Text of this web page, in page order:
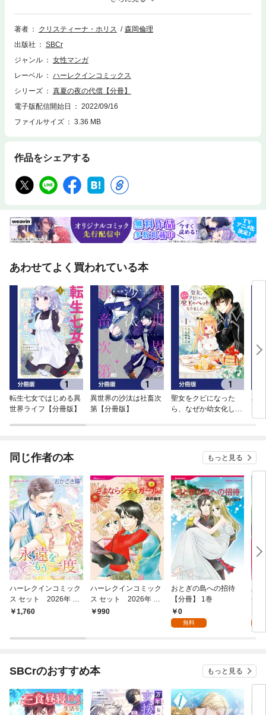
グウェンは有名な伯爵エティエンヌ・モローに出会う。パーティーで酔っ
払いに絡まれたところを助けられ、彼の城で熱い一夜をともにしてしまう
が、幸福に包まれた彼女はまだ知らなかった。翌朝、「金銭的に援助する
著者 クリスティーナ・ホリス
森岡倫理
出版社
SBCr
ジャンル
女性マンガ
レーベル
ハーレクインコミックス
シリーズ
真夏の夜の代償【分冊】
電子版配信開始日
2022/09/16
ファイルサイズ
3.36 MB
作品をシェアする
あわせてよく買われている本
転生七女ではじめる異
世界ライフ【分冊版】
異世界の沙汰は社畜次
第【分冊版】
聖女をクビになった
ら、なぜか幼女化して
異
同じ作者の本 もっと見る
ハーレクインコミック
ス セット 2026年 vo
l.912
1,760
ハーレクインコミック
ス セット 2026年 vo
l.788
990
おとぎの島への招待
【分冊】 1巻
0
無料
真
冊
SBCrのおすすめ本 もっと見る